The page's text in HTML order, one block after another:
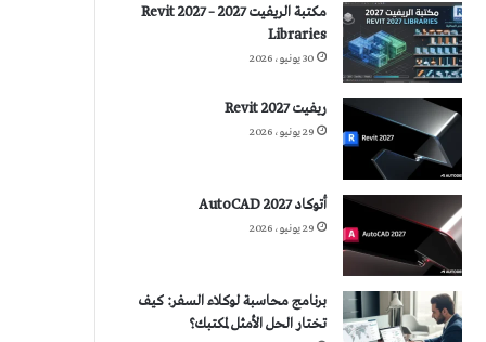
مكتبة الريفيت 2027 – Revit 2027
Libraries
30 يونيو، 2026
ريفيت 2027 Revit
29 يونيو، 2026
أتوكاد 2027 AutoCAD
29 يونيو، 2026
برنامج محاسبة لوكلاء السفر: كيف
تختار الحل الأمثل لمكتبك؟